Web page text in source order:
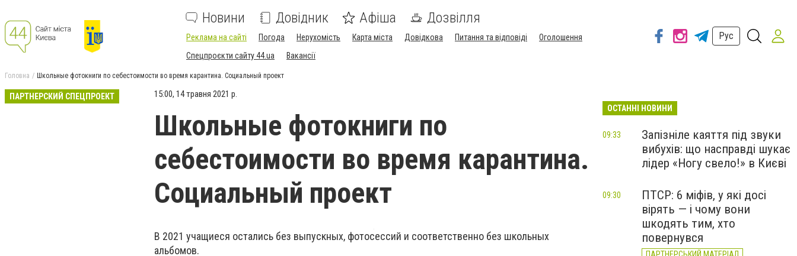
Новини Довідник Афіша Дозвілля
Реклама на сайті Погода Нерухомість Карта міста Довідкова Питання та відповіді
Оголошення
Спецпроєкти сайту 44.ua
Вакансії
Рус
Головна Школьные фотокниги по себестоимости во время карантина. Социальный проект
ПАРТНЕРСКИЙ СПЕЦПРОЕКТ 15:00, 14 травня 2021 р.
Школьные фотокниги по
себестоимости во время карантина.
Социальный проект
В 2021 учащиеся остались без выпускных, фотосессий и соответственно без школьных
альбомов.
ОСТАННІ НОВИНИ
Запізніле каяття під звуки
вибухів: що насправді шукає
лідер «Ногу свело!» в Києві
09:33
ПТСР: 6 міфів, у які досі
вірять — і чому вони
шкодять тим, хто
повернувся
09:30